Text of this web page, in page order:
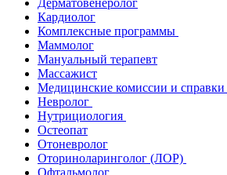
Дерматовенеролог
Кардиолог
Комплексные программы
Маммолог
Мануальный терапевт
Массажист
Медицинские комиссии и справки
Невролог
Нутрициология
Остеопат
Отоневролог
Оториноларинголог (ЛОР)
Офтальмолог